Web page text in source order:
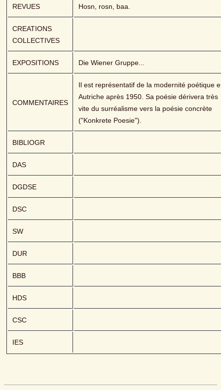
REVUES Hosn, rosn, baa.
CREATIONS
COLLECTIVES
EXPOSITIONS Die Wiener Gruppe...
COMMENTAIRES
Il est représentatif de la modernité poétique
Autriche après 1950. Sa poésie dérivera très
vite du surréalisme vers la poésie concrète
("Konkrete Poesie").
BIBLIOGR
DAS
DGDSE
DSC
SW
DUR
BBB
HDS
CSC
IES